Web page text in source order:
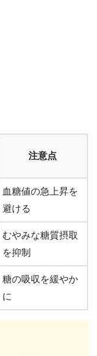
注意点
血糖値の急上昇を
避ける
むやみな糖質摂取
を抑制
糖の吸収を緩やか
に